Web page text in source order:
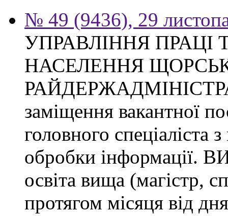
№ 49 (9436), 29
УПРАВЛІННЯ ПРАЦІ
НАСЕЛЕННЯ
заміщення вакантної
головного спеціаліста
обробки
освіта вища (магістр,
протягом місяця від